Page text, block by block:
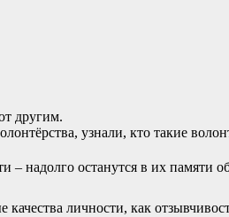
другим.
узнали, кто такие
надолго останутся в их памяти
личности, как